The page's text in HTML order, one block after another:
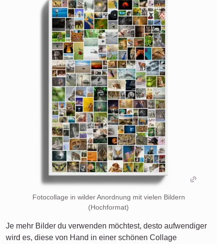
Fotocollage in wilder Anordnung mit vielen Bildern
(Hochformat)
Je mehr Bilder du verwenden möchtest, desto aufwendiger
wird es, diese von Hand in einer schönen Collage